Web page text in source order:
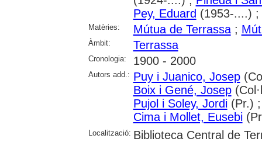
Pey, Eduard (1953-....) ;
Matèries: Mútua de Terrassa;
Àmbit: Terrassa
Cronologia: 1900 - 2000
Autors add.: Puy i Juanico, Josep
Boix i Gené, Josep
Pujol i Soley, Jordi(Pr.)
Cima i Mollet, Eusebi
Localització: Biblioteca Central de